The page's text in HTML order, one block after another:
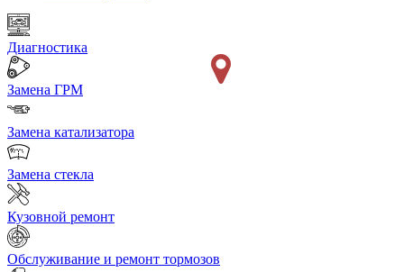
Диагностика
Замена ГРМ
Замена катализатора
Замена стекла
Кузовной ремонт
Обслуживание и ремонт тормозов